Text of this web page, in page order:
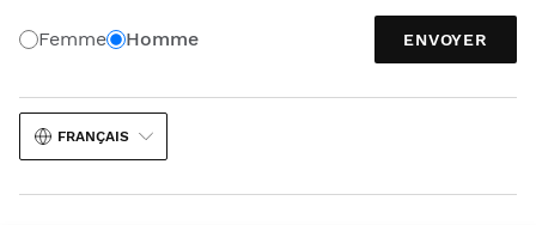
Femme Homme ENVOYER
FRANÇAIS